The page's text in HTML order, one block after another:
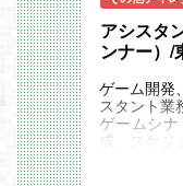
12ヵ月
■詳細設計
【歓迎要件
■コードレ
可
※N1もしく
【年齢】
での勤務を
【スキルア
技術や知識
います。
・資格取得
日商簿記検
・ビジネス
・社員力向
・クリエ
アシスタ
ンナー）/
ゲーム開発
スタント業
ゲームシ
成、スケ